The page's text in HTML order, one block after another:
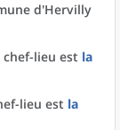
d'Hervilly
lieu est la
lieu est la